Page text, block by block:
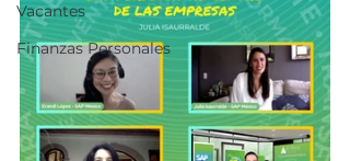
Vacantes
Finanzas Personales